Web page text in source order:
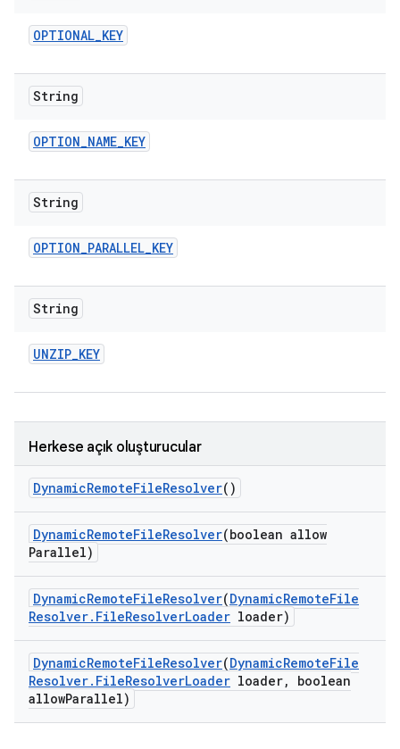
OPTIONAL_KEY
String
OPTION_NAME_KEY
String
OPTION_PARALLEL_KEY
String
UNZIP_KEY
Herkese açık oluşturucular
DynamicRemoteFileResolver()
DynamicRemoteFileResolver(boolean allow
Parallel)
DynamicRemoteFileResolver(DynamicRemoteFile
Resolver. FileResolverLoader loader)
DynamicRemoteFileResolver(DynamicRemoteFile
Resolver. FileResolverLoader loader,
boolean
allowParallel)